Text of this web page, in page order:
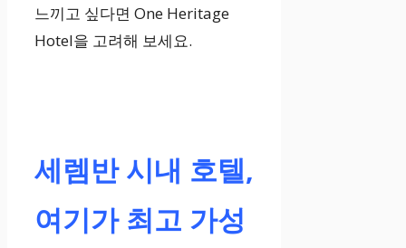
느끼고 싶다면 One Heritage
Hotel을 고려해 보세요.
세렘반 시내 호텔,
여기가 최고 가성